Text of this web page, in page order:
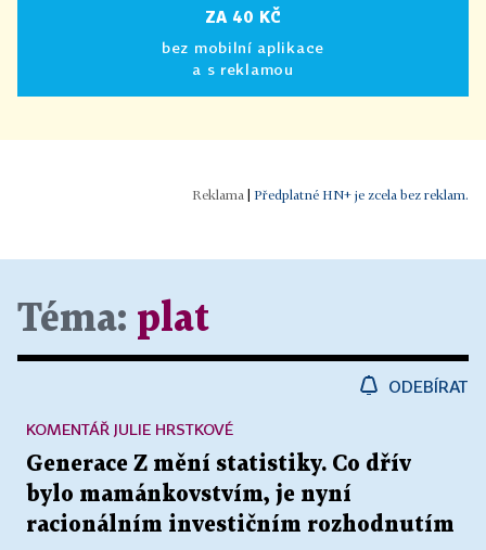
ZA 40 KČ
bez mobilní aplikace
a s reklamou
Předplatné HN+ je zcela bez reklam.
Téma: plat
ODEBÍRAT
Generace Z mění statistiky. Co dřív
bylo mamánkovstvím, je nyní
racionálním investičním rozhodnutím
KOMENTÁŘ JULIE HRSTKOVÉ